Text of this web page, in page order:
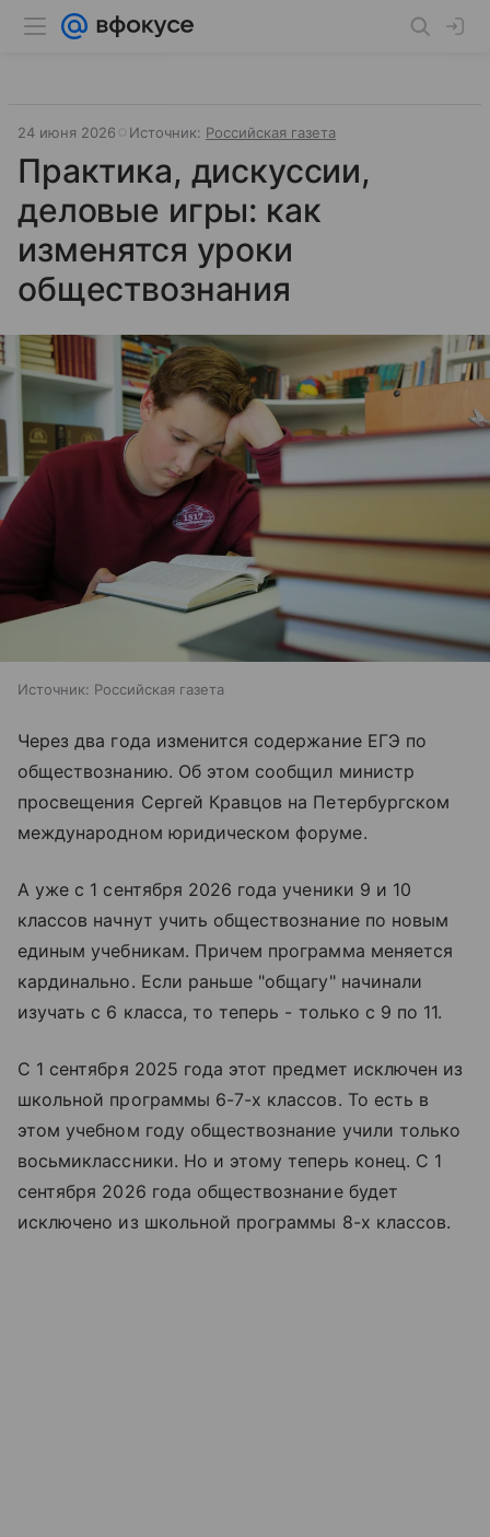
24 июня 2026 Источник: Российская газета
Практика, дискуссии,
деловые игры: как
изменятся уроки
обществознания
Источник: Российская газета
Через два года изменится содержание ЕГЭ по
обществознанию. Об этом сообщил министр
просвещения Сергей Кравцов на Петербургском
международном юридическом форуме.
А уже с 1 сентября 2026 года ученики 9 и 10
классов начнут учить обществознание по новым
единым учебникам. Причем программа меняется
кардинально. Если раньше "общагу" начинали
изучать с 6 класса, то теперь - только с 9 по 11.
С 1 сентября 2025 года этот предмет исключен из
школьной программы 6-7-х классов. То есть в
этом учебном году обществознание учили только
восьмиклассники. Но и этому теперь конец. C 1
сентября 2026 года обществознание будет
исключено из школьной программы 8-х классов.